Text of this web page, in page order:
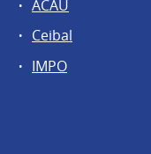
ACAU
Ceibal
IMPO